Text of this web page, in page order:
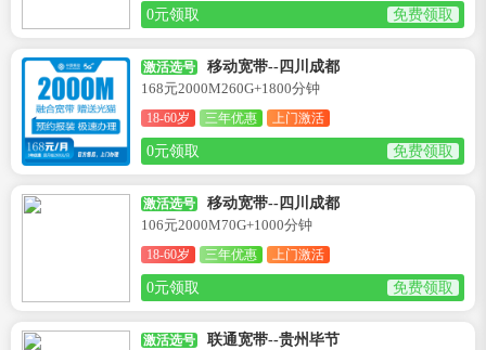
0元领取 免费领取
激活选号
移动宽带--四川成都
168元2000M260G+1800分钟
18-60岁 三年优惠 上门激活
0元领取 免费领取
激活选号
移动宽带--四川成都
106元2000M70G+1000分钟
18-60岁 三年优惠 上门激活
0元领取 免费领取
激活选号
联通宽带--贵州毕节